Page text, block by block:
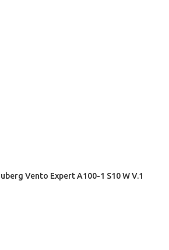
Vento Expert A100-1 S10 W V.1